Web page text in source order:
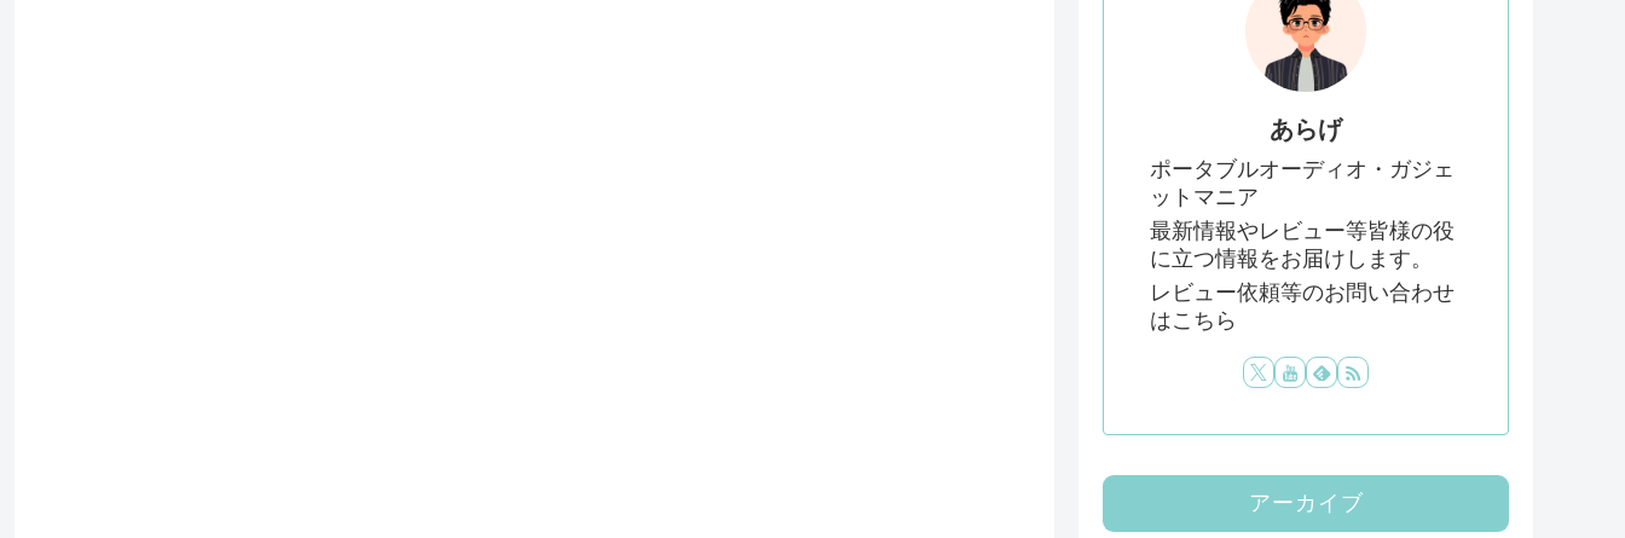
あらげ
ポータブルオーディオ・ガジェ
ットマニア
最新情報やレビュー等皆様の役
に立つ情報をお届けします。
レビュー依頼等のお問い合わせ
はこちら
アーカイブ